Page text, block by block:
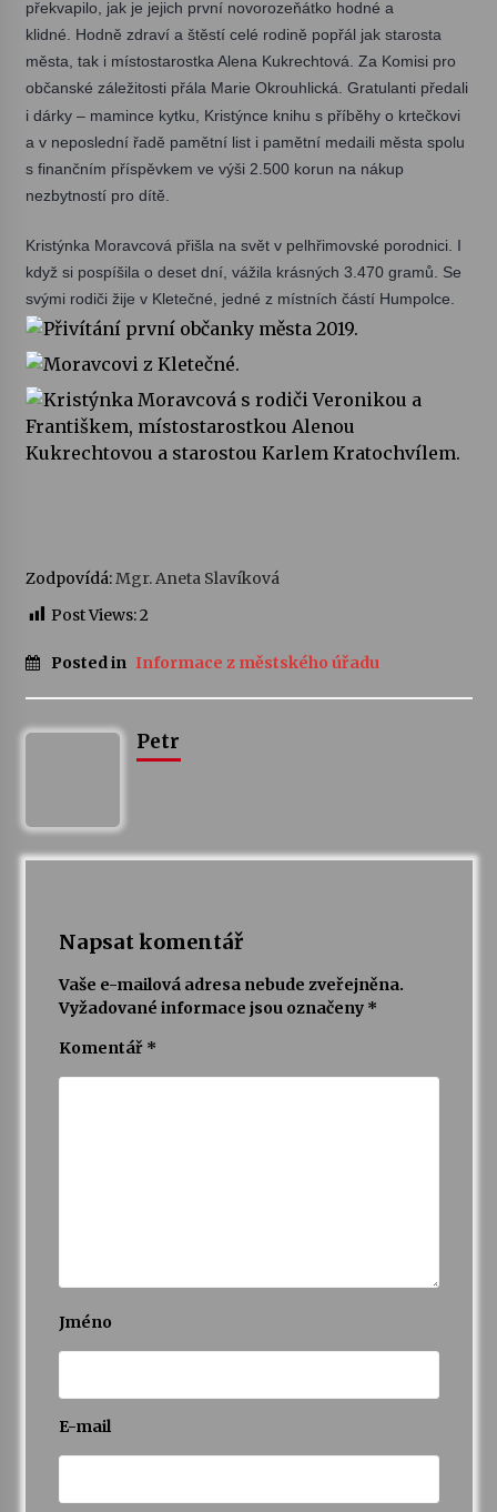
28. 7. 2026
Votavžatský ploty
23. 7. 2026
Letní koncerty ve Stromovce: Rufus Miller
22. 7. 2026
Vysočinka
17. 7. 2026
Ozvěny prázdnin
14. 7. 2026
Varhanní recitál Michala Novenka v Klášteře
Želiv
Petr Adamec – Malovaný svět
30. 6. 2026
překvapilo, jak je jejich první novorozeňátko hodné a
klidné.
Hodně zdraví a štěstí celé rodině popřál jak starosta
města, tak i místostarostka Alena Kukrechtová. Za Komisi pro
občanské záležitosti přála Marie Okrouhlická. Gratulanti předali
i dárky – mamince kytku, Kristýnce knihu s příběhy o krtečkovi
a v neposlední řadě pamětní list i pamětní medaili města spolu
s finančním příspěvkem ve výši 2.500 korun na nákup
nezbytností pro dítě.
Kristýnka Moravcová přišla na svět v pelhřimovské porodnici. I
když si pospíšila o deset dní, vážila krásných 3.470 gramů. Se
svými rodiči žije v Kletečné, jedné z místních částí Humpolce.
Zodpovídá:Mgr. Aneta Slavíková
Post Views:2
Posted in Informace z městského úřadu
Petr
Napsat komentář
Vaše e-mailová adresa nebude zveřejněna.
Vyžadované informace jsou označeny *
Komentář *
Jméno
E-mail